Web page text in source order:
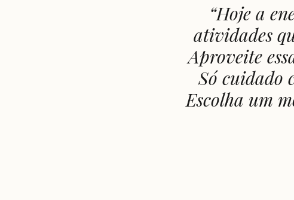
“Hoje a
atividades
Aproveite
Só cuidado
Escolha um